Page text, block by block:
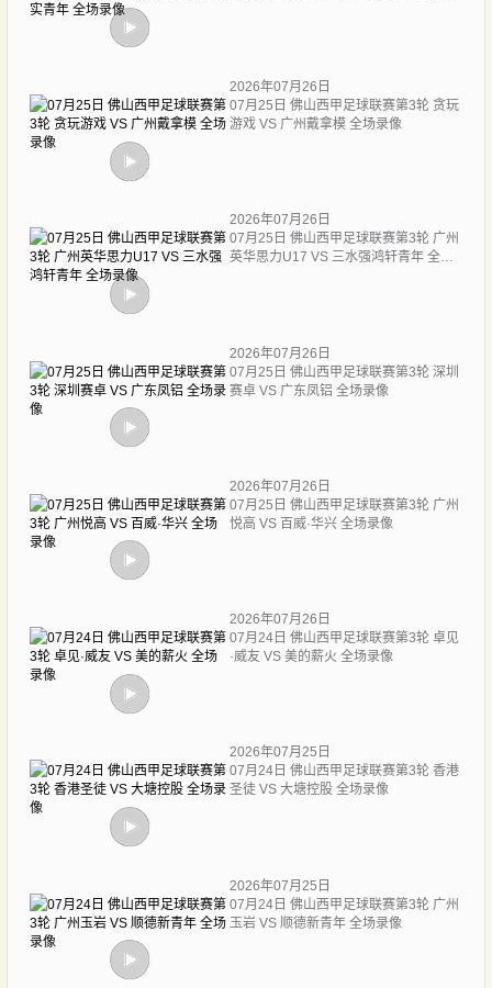
2026年07月26日
07月25日 佛山西甲足球联赛第3轮 贪玩
游戏 VS 广州戴拿模 全场录像
2026年07月26日
07月25日 佛山西甲足球联赛第3轮 广州
英华思力U17 VS 三水强鸿轩青年 全场
2026年07月26日
07月25日 佛山西甲足球联赛第3轮 深圳
赛卓 VS 广东凤铝 全场录像
2026年07月26日
07月25日 佛山西甲足球联赛第3轮 广州
悦高 VS 百威·华兴 全场录像
2026年07月26日
07月24日 佛山西甲足球联赛第3轮 卓见
·威友 VS 美的薪火 全场录像
2026年07月25日
07月24日 佛山西甲足球联赛第3轮 香港
圣徒 VS 大塘控股 全场录像
2026年07月25日
07月24日 佛山西甲足球联赛第3轮 广州
玉岩 VS 顺德新青年 全场录像